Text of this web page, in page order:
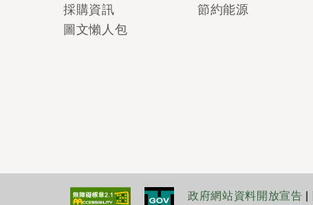
採購資訊
圖文懶人包
節約能源
政府網站資料開放宣告